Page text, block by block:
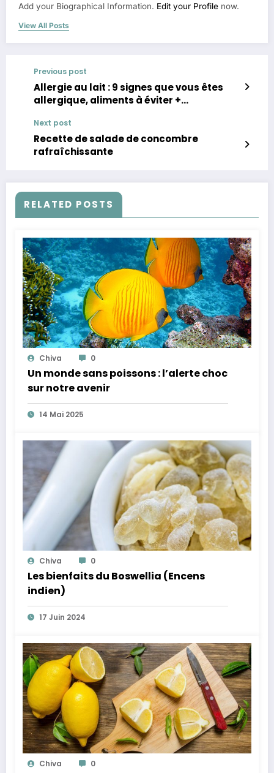
Add your Biographical Information. Edit your Profile now.
View All Posts
Previous post
Allergie au lait : 9 signes que vous êtes
allergique, aliments à éviter +
Next post
Recette de salade de concombre
rafraîchissante
RELATED POSTS
Chiva 0
Un monde sans poissons : l’alerte choc
sur notre avenir
14 Mai 2025
Chiva 0
Les bienfaits du Boswellia (Encens
indien)
17 Juin 2024
Chiva 0